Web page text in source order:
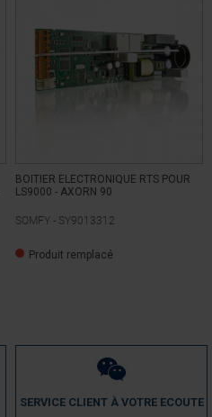
BOITIER ELECTRONIQUE RTS POUR
LS9000 - AXORN 90
SOMFY - SY9013312
Produit remplacé
SERVICE CLIENT À VOTRE ECOUTE